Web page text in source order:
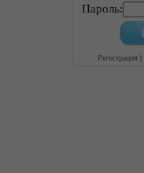
Пароль:
Регистрация